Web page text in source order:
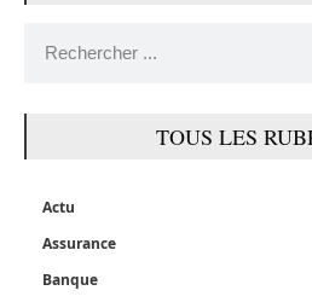
TOUS LES
Actu
Assurance
Banque